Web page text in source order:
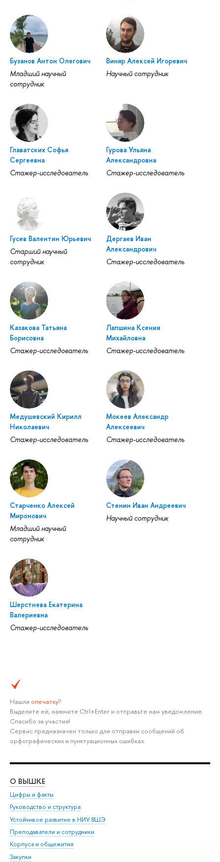
Бузанов Антон Олегович
Младший научный
сотрудник
Виняр Алексей Игоревич
Научный сотрудник
Главатских Софья
Сергеевна
Стажер-исследователь
Гурова Ульяна
Александровна
Стажер-исследователь
Гусев Валентин Юрьевич
Старший научный
сотрудник
Дергаев Иван
Александрович
Стажер-исследователь
Казакова Татьяна
Борисовна
Стажер-исследователь
Лапшина Ксения
Михайловна
Стажер-исследователь
Медушевский Кирилл
Николаевич
Стажер-исследователь
Мокеев Александр
Алексеевич
Стажер-исследователь
Старченко Алексей
Миронович
Младший научный
сотрудник
Стенин Иван Андреевич
Научный сотрудник
Шерстнева Екатерина
Валериевна
Стажер-исследователь
Нашли опечатку?
Выделите её, нажмите Ctrl+Enter и отправьте нам уведомление.
Спасибо за участие!
Сервис предназначен только для отправки сообщений об
орфографических и пунктуационных ошибках.
О ВЫШКЕ
Цифры и факты
Руководство и структура
Устойчивое развитие в НИУ ВШЭ
Преподаватели и сотрудники
Корпуса и общежития
Закупки